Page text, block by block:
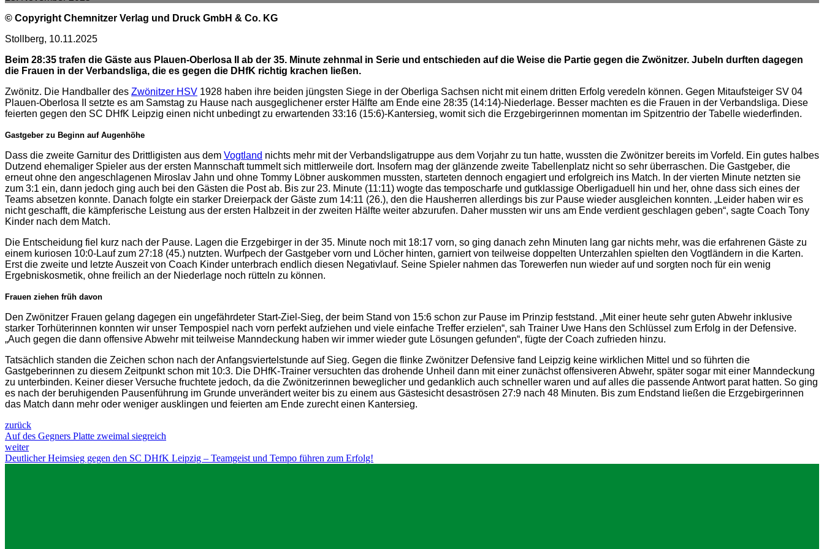
© Copyright Chemnitzer Verlag und Druck GmbH & Co. KG
Stollberg, 10.11.2025
Beim 28:35 trafen die Gäste aus Plauen-Oberlosa II ab der 35. Minute zehnmal in Serie und entschieden auf die Weise die Partie gegen die Zwönitzer. Jubeln durften dagegen
die Frauen in der Verbandsliga, die es gegen die DHfK richtig krachen ließen.
Zwönitz. Die Handballer des Zwönitzer HSV 1928 haben ihre beiden jüngsten Siege in der Oberliga Sachsen nicht mit einem dritten Erfolg veredeln können. Gegen Mitaufsteiger SV 04
Plauen-Oberlosa II setzte es am Samstag zu Hause nach ausgeglichener erster Hälfte am Ende eine 28:35 (14:14)-Niederlage. Besser machten es die Frauen in der Verbandsliga. Diese
feierten gegen den SC DHfK Leipzig einen nicht unbedingt zu erwartenden 33:16 (15:6)-Kantersieg, womit sich die Erzgebirgerinnen momentan im Spitzentrio der Tabelle wiederfinden.
Gastgeber zu Beginn auf Augenhöhe
Dass die zweite Garnitur des Drittligisten aus dem Vogtland nichts mehr mit der Verbandsligatruppe aus dem Vorjahr zu tun hatte, wussten die Zwönitzer bereits im Vorfeld. Ein gutes halbes
Dutzend ehemaliger Spieler aus der ersten Mannschaft tummelt sich mittlerweile dort. Insofern mag der glänzende zweite Tabellenplatz nicht so sehr überraschen. Die Gastgeber, die
erneut ohne den angeschlagenen Miroslav Jahn und ohne Tommy Löbner auskommen mussten, starteten dennoch engagiert und erfolgreich ins Match. In der vierten Minute netzten sie
zum 3:1 ein, dann jedoch ging auch bei den Gästen die Post ab. Bis zur 23. Minute (11:11) wogte das temposcharfe und gutklassige Oberligaduell hin und her, ohne dass sich eines der
Teams absetzen konnte. Danach folgte ein starker Dreierpack der Gäste zum 14:11 (26.), den die Hausherren allerdings bis zur Pause wieder ausgleichen konnten. „Leider haben wir es
nicht geschafft, die kämpferische Leistung aus der ersten Halbzeit in der zweiten Hälfte weiter abzurufen. Daher mussten wir uns am Ende verdient geschlagen geben“, sagte Coach Tony
Kinder nach dem Match.
Die Entscheidung fiel kurz nach der Pause. Lagen die Erzgebirger in der 35. Minute noch mit 18:17 vorn, so ging danach zehn Minuten lang gar nichts mehr, was die erfahrenen Gäste zu
einem kuriosen 10:0-Lauf zum 27:18 (45.) nutzten. Wurfpech der Gastgeber vorn und Löcher hinten, garniert von teilweise doppelten Unterzahlen spielten den Vogtländern in die Karten.
Erst die zweite und letzte Auszeit von Coach Kinder unterbrach endlich diesen Negativlauf. Seine Spieler nahmen das Torewerfen nun wieder auf und sorgten noch für ein wenig
Ergebniskosmetik, ohne freilich an der Niederlage noch rütteln zu können.
Frauen ziehen früh davon
Den Zwönitzer Frauen gelang dagegen ein ungefährdeter Start-Ziel-Sieg, der beim Stand von 15:6 schon zur Pause im Prinzip feststand. „Mit einer heute sehr guten Abwehr inklusive
starker Torhüterinnen konnten wir unser Tempospiel nach vorn perfekt aufziehen und viele einfache Treffer erzielen“, sah Trainer Uwe Hans den Schlüssel zum Erfolg in der Defensive.
„Auch gegen die dann offensive Abwehr mit teilweise Manndeckung haben wir immer wieder gute Lösungen gefunden“, fügte der Coach zufrieden hinzu.
Tatsächlich standen die Zeichen schon nach der Anfangsviertelstunde auf Sieg. Gegen die flinke Zwönitzer Defensive fand Leipzig keine wirklichen Mittel und so führten die
Gastgeberinnen zu diesem Zeitpunkt schon mit 10:3. Die DHfK-Trainer versuchten das drohende Unheil dann mit einer zunächst offensiveren Abwehr, später sogar mit einer Manndeckung
zu unterbinden. Keiner dieser Versuche fruchtete jedoch, da die Zwönitzerinnen beweglicher und gedanklich auch schneller waren und auf alles die passende Antwort parat hatten. So ging
es nach der beruhigenden Pausenführung im Grunde unverändert weiter bis zu einem aus Gästesicht desaströsen 27:9 nach 48 Minuten. Bis zum Endstand ließen die Erzgebirgerinnen
das Match dann mehr oder weniger ausklingen und feierten am Ende zurecht einen Kantersieg.
zurück
Auf des Gegners Platte zweimal siegreich
weiter
Deutlicher Heimsieg gegen den SC DHfK Leipzig – Teamgeist und Tempo führen zum Erfolg!